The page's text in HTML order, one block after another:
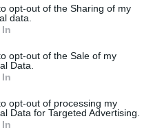
opt-out of the Sharing of my
data.
opt-out of the Sale of my
Data.
opt-out of processing my
Data for Targeted Advertising.
Κηδεμόνων Ατόμων με
– ΝΙΚΗ
ΚΑΤΗΓΟΡΙΕΣ